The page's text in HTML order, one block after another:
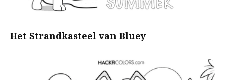
Het Strandkasteel van Bluey